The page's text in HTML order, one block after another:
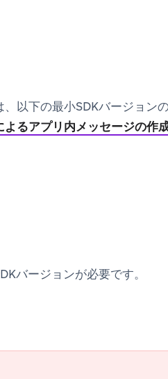
以下の最小SDKバージョン
よるアプリ内メッセージの作
バージョンが必要です。